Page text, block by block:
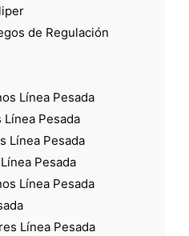
de Regulación
Línea Pesada
Pesada
Línea Pesada
Pesada
Línea Pesada
Línea Pesada